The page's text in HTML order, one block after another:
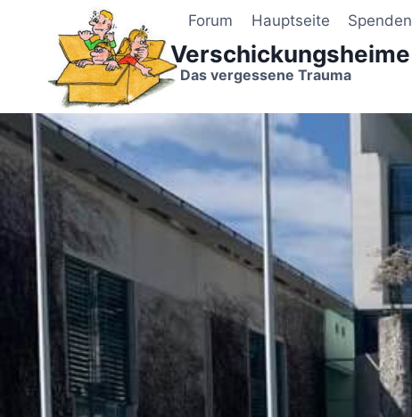
Forum Hauptseite Spenden
Verschickungsheime
Das vergessene Trauma